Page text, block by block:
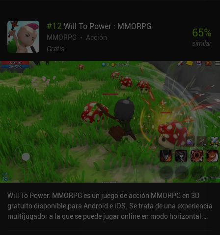
#12 Will To Power : MMORPG
MMORPG
Acción
Gratis
65%
similar
Will To Power: MMORPG es un juego de acción MMORPG en 3D
gratuito disponible para Android e iOS. Se trata de una experiencia
multijugador a la que se puede jugar online en modo horizontal.